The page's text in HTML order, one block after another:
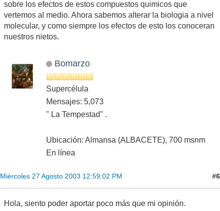
sobre los efectos de estos compuestos quimicos que
vertemos al medio. Ahora sabemos alterar la biologia a nivel
molecular, y como siempre los efectos de esto los conoceran
nuestros nietos.
Bomarzo
Supercélula
Mensajes: 5,073
" La Tempestad" .
Ubicación: Almansa (ALBACETE), 700 msnm
En línea
Miércoles 27 Agosto 2003 12:59:02 PM #6
Hola, siento poder aportar poco más que mi opinión.